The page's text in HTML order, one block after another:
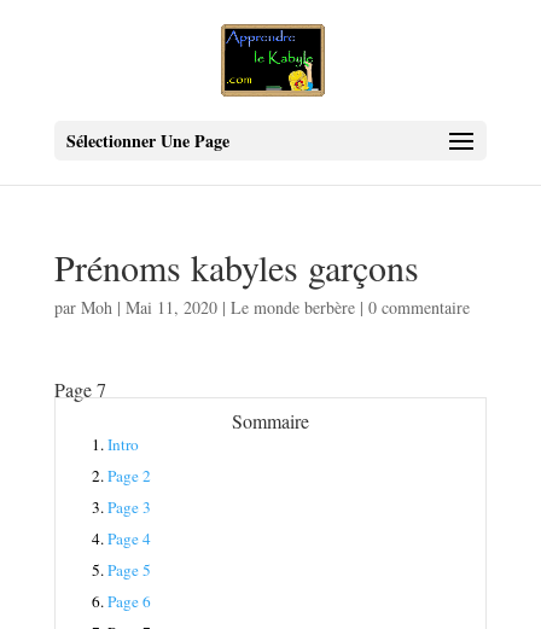
Sélectionner Une Page
Prénoms kabyles garçons
par Moh| Mai 11, 2020| Le monde berbère| 0 commentaire
Page 7
Sommaire
1.Intro
2.Page 2
3.Page 3
4.Page 4
5.Page 5
6.Page 6